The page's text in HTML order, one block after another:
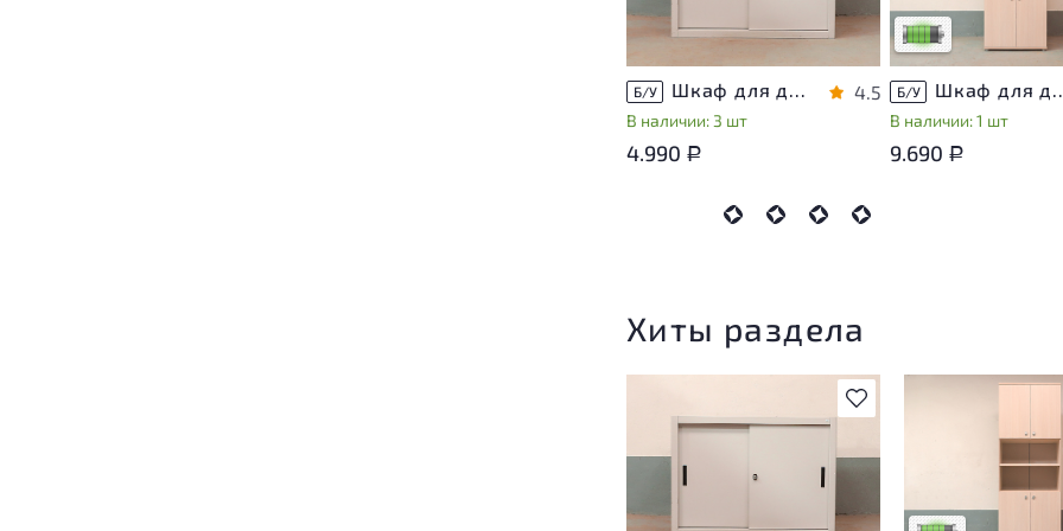
Б/У Шкаф для документов Металл
В наличии: 3 шт
4.5
4.990 Р
Низкая степень
Б/У Шкаф для
В наличии: 1 шт
9.690 Р
Хиты раздела
В избранное
незначительные
эксплуатации, не
использования